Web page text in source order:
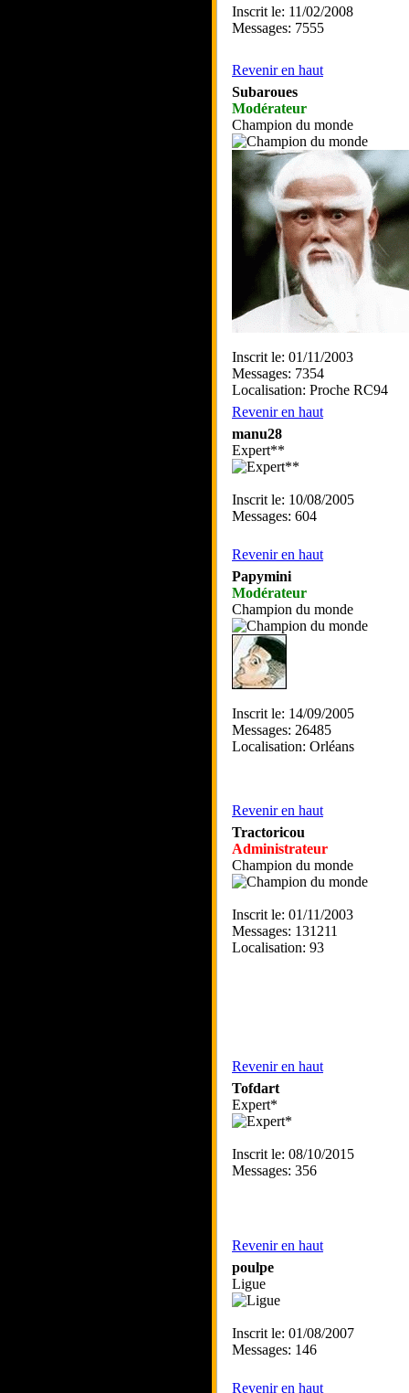
Inscrit le: 11/02/2008
Messages: 7555
Revenir en haut
Subaroues
Modérateur
Champion du monde
Inscrit le: 01/11/2003
Messages: 7354
Localisation: Proche RC94
Revenir en haut
manu28
Expert**
Inscrit le: 10/08/2005
Messages: 604
Revenir en haut
Papymini
Modérateur
Champion du monde
Inscrit le: 14/09/2005
Messages: 26485
Localisation: Orléans
Revenir en haut
Tractoricou
Administrateur
Champion du monde
Inscrit le: 01/11/2003
Messages: 131211
Localisation: 93
Revenir en haut
Tofdart
Expert*
Inscrit le: 08/10/2015
Messages: 356
Revenir en haut
poulpe
Ligue
Inscrit le: 01/08/2007
Messages: 146
Revenir en haut